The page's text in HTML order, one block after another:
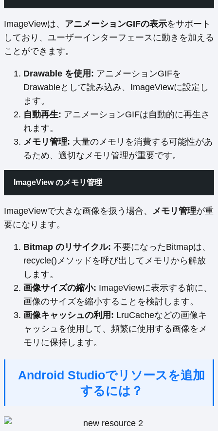
ImageViewは、 アニメーションGIFの表示をサポート
しており、ユーザーインターフェースに動きを加える
ことができます。
Drawable を使用: アニメーションGIFを
Drawableとして読み込み、ImageViewに設定し
ます。
自動再生: アニメーションGIFは自動的に再生さ
れます。
メモリ管理: 大量のメモリを消費する可能性があ
るため、適切なメモリ管理が重要です。
ImageView のメモリ管理
ImageViewで大きな画像を扱う場合、 メモリ管理が重
要になります。
Bitmap のリサイクル: 不要になったBitmapは、
recycle()メソッドを呼び出してメモリから解放
します。
画像サイズの縮小: ImageViewに表示する前に、
画像のサイズを縮小することを検討します。
画像キャッシュの利用: LruCacheなどの画像キ
ャッシュを使用して、頻繁に使用する画像をメ
モリに保持します。
Android Studioでリソースを追加
するには？